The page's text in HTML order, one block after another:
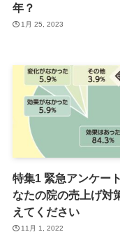
年？
1月 25, 2023
特集1 緊急アンケー
なたの院の売上げ対
えてください
11月 1, 2022